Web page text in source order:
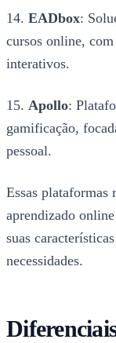
14. EADbox:
cursos online,
interativos.
15. Apollo:
gamificação,
pessoal.
Essas plataformas
aprendizado
suas
necessidades.